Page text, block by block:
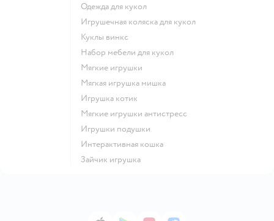
Одежда для кукол
Игрушечная коляска для кукол
Куклы винкс
Набор мебели для кукол
Мягкие игрушки
Мягкая игрушка мишка
Игрушка котик
Мягкие игрушки антистресс
Игрушки подушки
Интерактивная кошка
Зайчик игрушка